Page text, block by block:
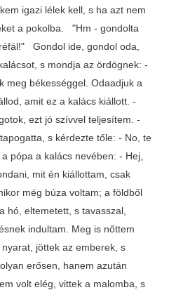
igazi lélek kell, s ha azt nem
a pokolba. "Hm - gondolta
Gondol ide, gondol oda,
s mondja az ördögnek: -
meg békességgel. Odaadjuk a
amit ez a kalács kiállott. -
ezt jó szívvel teljesítem. -
s kérdezte tőle: - No, te
pópa a kalács nevében: - Hej,
mit én kiállottam, csak
még búza voltam; a földből
hó, eltemetett, s tavasszal,
indultam. Meg is nőttem
jöttek az emberek, s
erősen, hanem azután
volt elég, vittek a malomba, s